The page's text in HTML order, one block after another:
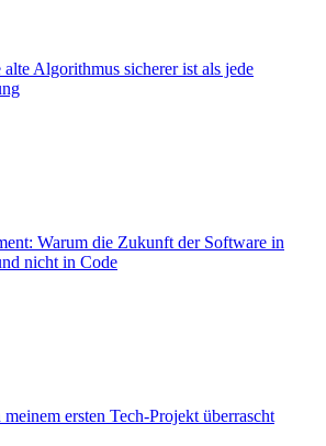
alte Algorithmus sicherer ist als jede
Warum die Zukunft der Software in
nicht in Code
ersten Tech-Projekt überrascht